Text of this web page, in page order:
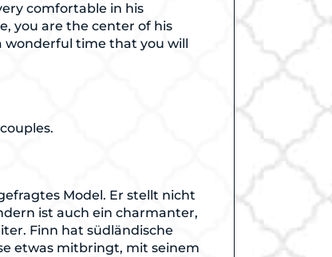
comfortable in his
you are the center of his
wonderful time that you will
Model. Er stellt nicht
ist auch ein charmanter,
Finn hat südländische
etwas mitbringt, mit seinem